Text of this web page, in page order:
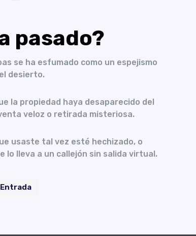
pasado?
se ha esfumado como un espejismo
desierto.
la propiedad haya desaparecido del
veloz o retirada misteriosa.
usaste tal vez esté hechizado, o
lo lleva a un callejón sin salida virtual.
Entrada